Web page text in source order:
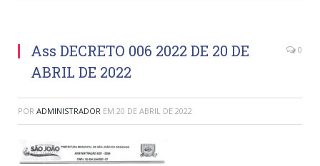
Ass DECRETO 006 2022 DE 20 DE
ABRIL DE 2022
0
POR ADMINISTRADOR EM 20 DE ABRIL DE 2022